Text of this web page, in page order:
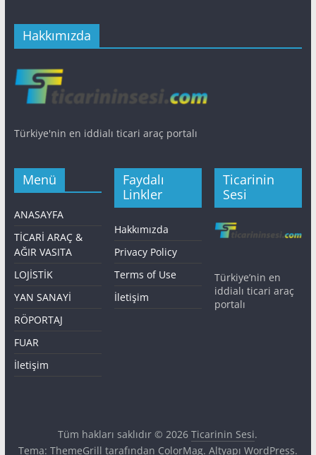
Hakkımızda
Türkiye'nin en iddialı ticari araç portalı
Menü
ANASAYFA
TİCARİ ARAÇ &
AĞIR VASITA
LOJİSTİK
YAN SANAYİ
RÖPORTAJ
FUAR
İletişim
Faydalı
Linkler
Hakkımızda
Privacy Policy
Terms of Use
İletişim
Ticarinin
Sesi
Türkiye’nin en
iddialı ticari araç
portalı
Tüm hakları saklıdır © 2026Ticarinin Sesi.
Tema: ThemeGrill tarafından ColorMag. Altyapı WordPress.